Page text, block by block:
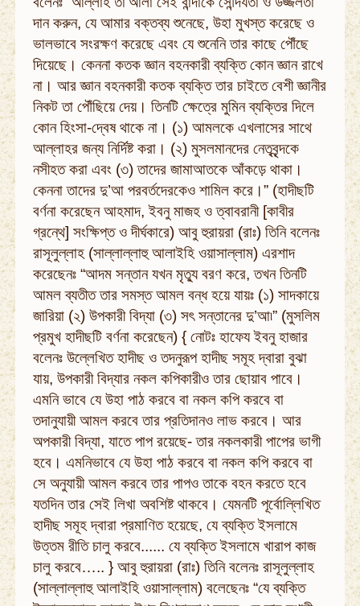
দান করুন, যে আমার বক্তব্য শুনেছে, উহা মুখস্ত করেছে ও
ভালভাবে সংরক্ষণ করেছে এবং যে শুনেনি তার কাছে পৌঁছে
দিয়েছে। কেননা কতক জ্ঞান বহনকারী ব্যক্তি কোন জ্ঞান রাখে
না। আর জ্ঞান বহনকারী কতক ব্যক্তি তার চাইতে বেশী জ্ঞানীর
নিকট তা পৌঁছিয়ে দেয়। তিনটি ক্ষেত্রে মুমিন ব্যক্তির দিলে
কোন হিংসা-দ্বেষ থাকে না। (১) আমলকে এখলাসের সাথে
আল্লাহর জন্য নির্দিষ্ট করা। (২) মুসলমানদের নেতৃবৃন্দকে
নসীহত করা এবং (৩) তাদের জামাআতকে আঁকড়ে থাকা।
কেননা তাদের দু’আ পরবর্তদেরকেও শামিল করে।” (হাদীছটি
বর্ণনা করেছেন আহমাদ, ইবনু মাজহ ও ত্বাবরানী [কাবীর
গ্রন্থে] সংক্ষিপ্ত ও দীর্ঘকারে) আবু হুরায়রা (রাঃ) তিনি বলেনঃ
রাসূলুল্লাহ (সাল্লাল্লাহু আলাইহি ওয়াসাল্লাম) এরশাদ
করেছেনঃ “আদম সন্তান যখন মৃত্যু বরণ করে, তখন তিনটি
আমল ব্যতীত তার সমস্ত আমল বন্ধ হয়ে যায়ঃ (১) সাদকায়ে
জারিয়া (২) উপকারী বিদ্যা (৩) সৎ সন্তানের দু’আ৷” (মুসলিম
প্রমুখ হাদীছটি বর্ণনা করেছেন) { নোটঃ হাফেয ইবনু হাজার
বলেনঃ উল্লেখিত হাদীছ ও তদনুরূপ হাদীছ সমূহ দ্বারা বুঝা
যায়, উপকারী বিদ্যার নকল কপিকারীও তার ছোয়াব পাবে।
এমনি ভাবে যে উহা পাঠ করবে বা নকল কপি করবে বা
তদানুযায়ী আমল করবে তার প্রতিদানও লাভ করবে। আর
অপকারী বিদ্যা, যাতে পাপ রয়েছে- তার নকলকারী পাপের ভাগী
হবে। এমনিভাবে যে উহা পাঠ করবে বা নকল কপি করবে বা
সে অনুযায়ী আমল করবে তার পাপও তাকে বহন করতে হবে
যতদিন তার সেই লিখা অবশিষ্ট থাকবে। যেমনটি পূর্বোল্লিখিত
হাদীছ সমূহ দ্বারা প্রমাণিত হয়েছে, যে ব্যক্তি ইসলামে
উত্তম রীতি চালু করবে...... যে ব্যক্তি ইসলামে খারাপ কাজ
চালু করবে….. } আবু হুরায়রা (রাঃ) তিনি বলেনঃ রাসূলুল্লাহ
(সাল্লাল্লাহু আলাইহি ওয়াসাল্লাম) বলেছেনঃ “যে ব্যক্তি